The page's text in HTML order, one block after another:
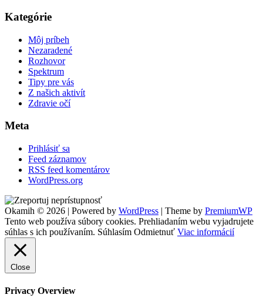
Kategórie
Môj príbeh
Nezaradené
Rozhovor
Spektrum
Tipy pre vás
Z našich aktivít
Zdravie očí
Meta
Prihlásiť sa
Feed záznamov
RSS feed komentárov
WordPress.org
Footer
Widgets
Okamih © 2026 | Powered by WordPress | Theme by PremiumWP
Tento web používa súbory cookies. Prehliadaním webu vyjadrujete
súhlas s ich používaním. Súhlasím Odmietnuť Viac informácií
Close
Privacy Overview